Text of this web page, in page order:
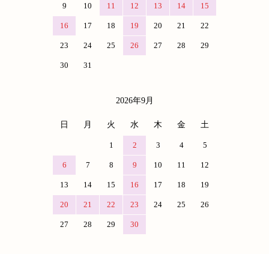
9 10 11 12 13 14 15
16 17 18 19 20 21 22
23 24 25 26 27 28 29
30 31
2026年9月
日 月 火 水 木 金 土
1 2 3 4 5
6 7 8 9 10 11 12
13 14 15 16 17 18 19
20 21 22 23 24 25 26
27 28 29 30